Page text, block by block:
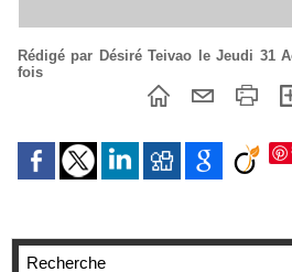
Rédigé par Désiré Teivao le Jeudi 31
fois